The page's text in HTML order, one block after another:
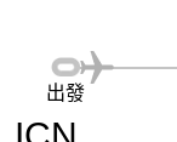
出發